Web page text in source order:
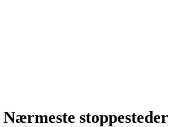
stoppesteder